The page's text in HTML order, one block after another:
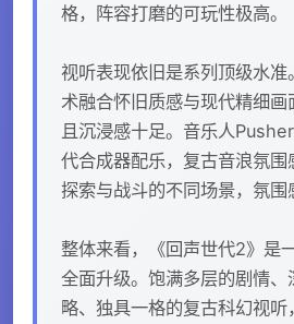
格，阵容打磨的可玩性极高。
视听表现依旧是系列顶级水
术融合怀旧质感与现代精细
且沉浸感十足。音乐人
代合成器配乐，复古音浪氛
探索与战斗的不同场景，氛围
整体来看，《回声世代2》是
全面升级。饱满多层的剧情
略、独具一格的复古科幻视